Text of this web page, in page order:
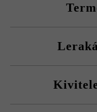
Kérjük, vegye
térköveket, hogy